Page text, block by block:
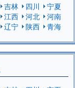
吉林 四川
宁夏
江西 河北
河南
辽宁 陕西
青海